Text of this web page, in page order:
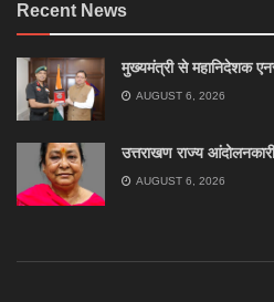
Recent News
मुख्यमंत्री से महानिदेशक
AUGUST 6, 2026
उत्तराखण राज्य
AUGUST 6, 2026